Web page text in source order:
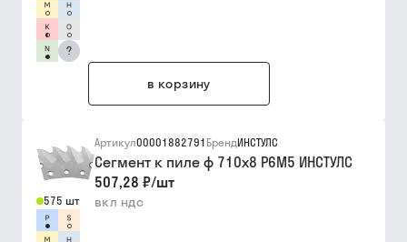
?
в корзину
575 шт
Артикул00001882791 БрендИНСТУЛС
Сегмент к пиле ф 710х8 Р6М5 ИНСТУЛС
507,28 ₽/шт
вкл ндс